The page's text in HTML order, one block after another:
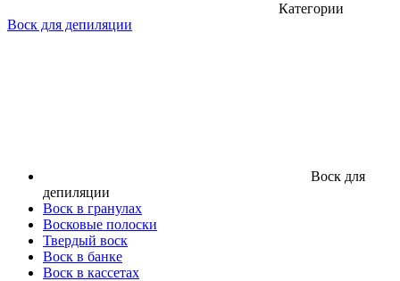
Категории
Воск для депиляции
Воск для
депиляции
Воск в гранулах
Восковые полоски
Твердый воск
Воск в банке
Воск в кассетах